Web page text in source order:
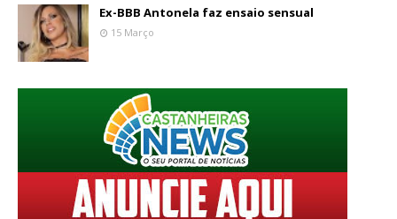
Ex-BBB Antonela faz ensaio sensual
15 Março